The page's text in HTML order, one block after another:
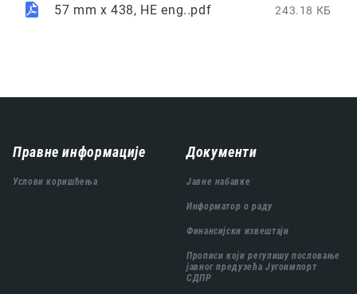
57 mm x 438, HE eng..pdf 243.18 КБ
Навигација
подножја
Правне информације
Услови коришћења
Документи
Јавне набавке
Информатор о раду
Финансијски извештаји
Прописи који регулишу пословање
јавног предузећа Југоимпорт
СДПР